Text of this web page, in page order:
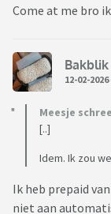
Come at me bro
Bakblik
12-02-2026
Meesje
[..]
Idem. Ik zou
Ik heb prepaid
niet aan